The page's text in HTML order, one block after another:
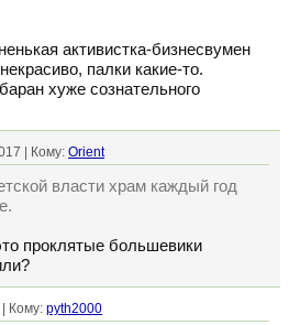
активистка-бизнесвумен
палки какие-то.
хуже сознательного
| Кому: Orient
власти храм каждый год
проклятые большевики
Кому: pyth2000